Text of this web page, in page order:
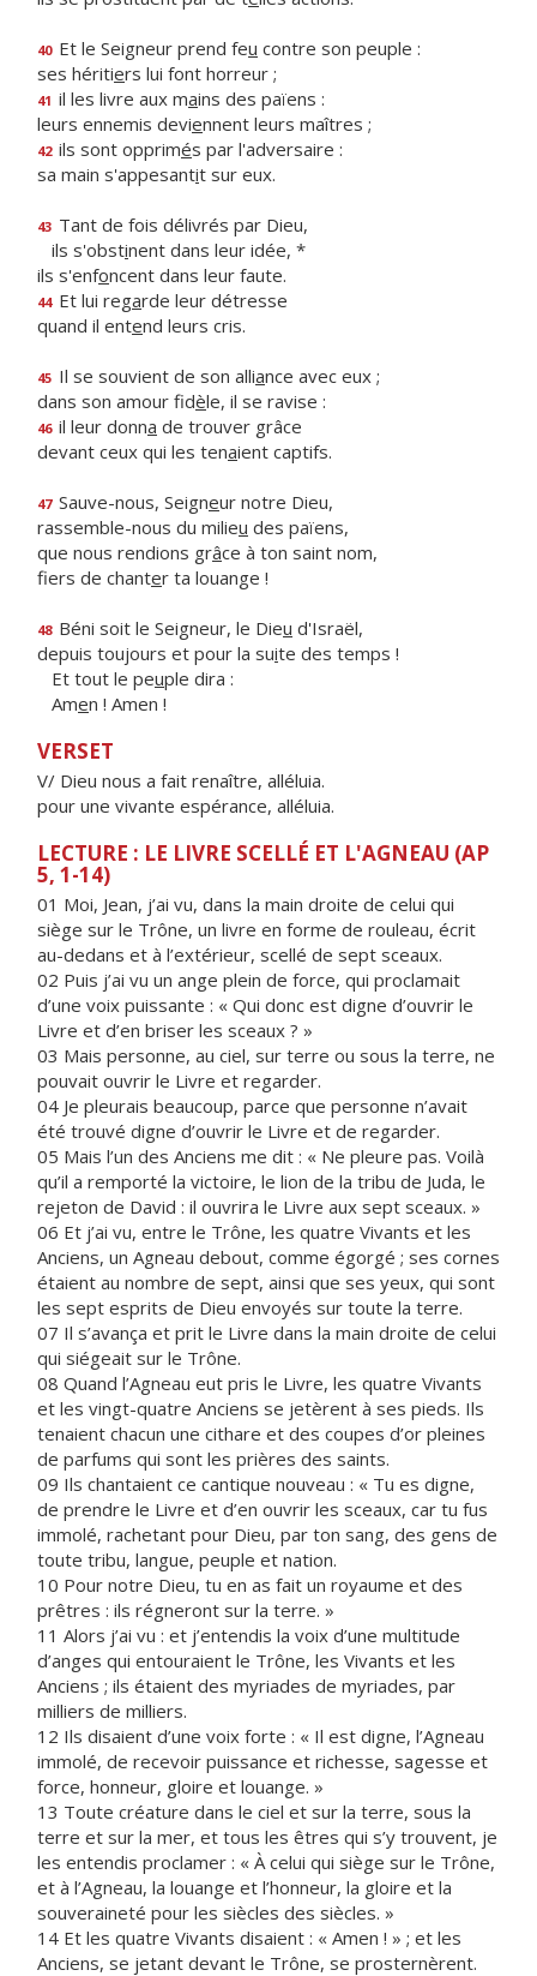
40 Et le Seigneur prend feu contre son peuple :
ses héritiers lui font horreur ;
41 il les livre aux mains des païens :
leurs ennemis deviennent leurs maîtres ;
42 ils sont opprimés par l'adversaire :
sa main s'appesantit sur eux.
43 Tant de fois délivrés par Dieu,
ils s'obstinent dans leur idée, *
ils s'enfoncent dans leur faute.
44 Et lui regarde leur détresse
quand il entend leurs cris.
45 Il se souvient de son alliance avec eux ;
dans son amour fidèle, il se ravise :
46 il leur donna de trouver grâce
devant ceux qui les tenaient captifs.
47 Sauve-nous, Seigneur notre Dieu,
rassemble-nous du milieu des païens,
que nous rendions grâce à ton saint nom,
fiers de chanter ta louange !
48 Béni soit le Seigneur, le Dieu d'Israël,
depuis toujours et pour la suite des temps !
Et tout le peuple dira :
Amen ! Amen !
VERSET
V/ Dieu nous a fait renaître, alléluia.
pour une vivante espérance, alléluia.
LECTURE : LE LIVRE SCELLÉ ET L'AGNEAU (AP
5, 1-14)
01 Moi, Jean, j’ai vu, dans la main droite de celui qui
siège sur le Trône, un livre en forme de rouleau, écrit
au-dedans et à l’extérieur, scellé de sept sceaux.
02 Puis j’ai vu un ange plein de force, qui proclamait
d’une voix puissante : « Qui donc est digne d’ouvrir le
Livre et d’en briser les sceaux ? »
03 Mais personne, au ciel, sur terre ou sous la terre, ne
pouvait ouvrir le Livre et regarder.
04 Je pleurais beaucoup, parce que personne n’avait
été trouvé digne d’ouvrir le Livre et de regarder.
05 Mais l’un des Anciens me dit : « Ne pleure pas. Voilà
qu’il a remporté la victoire, le lion de la tribu de Juda, le
rejeton de David : il ouvrira le Livre aux sept sceaux. »
06 Et j’ai vu, entre le Trône, les quatre Vivants et les
Anciens, un Agneau debout, comme égorgé ; ses cornes
étaient au nombre de sept, ainsi que ses yeux, qui sont
les sept esprits de Dieu envoyés sur toute la terre.
07 Il s’avança et prit le Livre dans la main droite de celui
qui siégeait sur le Trône.
08 Quand l’Agneau eut pris le Livre, les quatre Vivants
et les vingt-quatre Anciens se jetèrent à ses pieds. Ils
tenaient chacun une cithare et des coupes d’or pleines
de parfums qui sont les prières des saints.
09 Ils chantaient ce cantique nouveau : « Tu es digne,
de prendre le Livre et d’en ouvrir les sceaux, car tu fus
immolé, rachetant pour Dieu, par ton sang, des gens de
toute tribu, langue, peuple et nation.
10 Pour notre Dieu, tu en as fait un royaume et des
prêtres : ils régneront sur la terre. »
11 Alors j’ai vu : et j’entendis la voix d’une multitude
d’anges qui entouraient le Trône, les Vivants et les
Anciens ; ils étaient des myriades de myriades, par
milliers de milliers.
12 Ils disaient d’une voix forte : « Il est digne, l’Agneau
immolé, de recevoir puissance et richesse, sagesse et
force, honneur, gloire et louange. »
13 Toute créature dans le ciel et sur la terre, sous la
terre et sur la mer, et tous les êtres qui s’y trouvent, je
les entendis proclamer : « À celui qui siège sur le Trône,
et à l’Agneau, la louange et l’honneur, la gloire et la
souveraineté pour les siècles des siècles. »
14 Et les quatre Vivants disaient : « Amen ! » ; et les
Anciens, se jetant devant le Trône, se prosternèrent.